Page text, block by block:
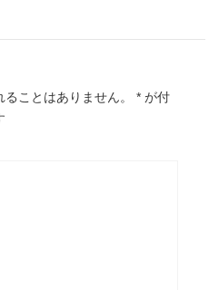
ことはありません。 * が付